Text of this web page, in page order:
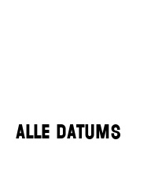
Alle datums